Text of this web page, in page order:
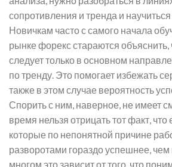
сопротивления и тренда и научиться
Новичкам часто с самого начала
рынке форекс стараются объяснить,
следует только в основном
по тренду. Это помогает избежать
также в этом случае вероятность
Спорить с ним, наверное, не имеет
время нельзя отрицать тот факт, что
которые по непонятной причине
разворотами гораздо успешнее, чем
многом это зависит от того, что